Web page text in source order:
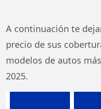
A continuación te
precio de sus
modelos de autos
2025.